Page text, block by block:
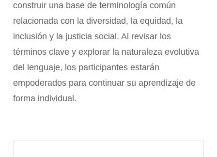
construir una base de terminología común
relacionada con la diversidad, la equidad, la
inclusión y la justicia social. Al revisar los
términos clave y explorar la naturaleza evolutiva
del lenguaje, los participantes estarán
empoderados para continuar su aprendizaje de
forma individual.